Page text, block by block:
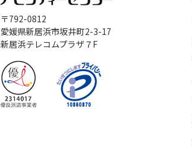
〒792-0812
愛媛県新居浜市坂井町2-3-17
新居浜テレコムプラザ７F